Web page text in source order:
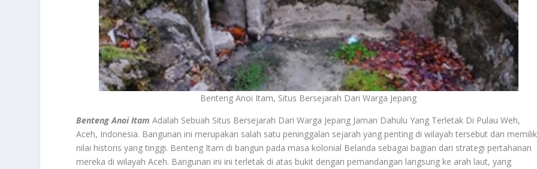
Benteng Anoi Itam, Situs Bersejarah Dari Warga Jepang
Benteng Anoi Itam Adalah Sebuah Situs Bersejarah Dari Warga Jepang Jaman Dahulu Yang Terletak Di Pulau Weh,
Aceh, Indonesia. Bangunan ini merupakan salah satu peninggalan sejarah yang penting di wilayah tersebut dan
nilai historis yang tinggi. Benteng Itam di bangun pada masa kolonial Belanda sebagai bagian dari strategi pertahanan
mereka di wilayah Aceh. Bangunan ini ini terletak di atas bukit dengan pemandangan langsung ke arah laut, yang